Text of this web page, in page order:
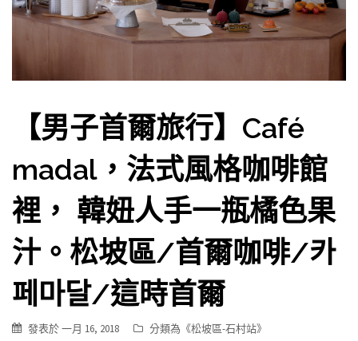
【男子首爾旅行】Café
madal，法式風格咖啡館
裡， 韓妞人手一瓶橘色果
汁。松坡區/首爾咖啡/카
페마달/這時首爾
發表於一月 16, 2018 分類為《松坡區-石村站》